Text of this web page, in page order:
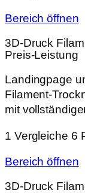
Bereich öffnen
3D‑Druck
Preis-Leistung
Landingpage
mit
1 Vergleiche 6
Bereich öffnen
3D‑Druck